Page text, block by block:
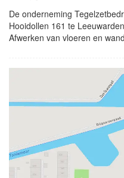
De onderneming
Hooidollen 161 te
Afwerken van vloeren en